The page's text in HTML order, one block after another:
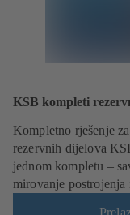
KSB kompleti
Kompletno rješenje
rezervnih dijelova
jednom kompletu –
mirovanje postrojenja